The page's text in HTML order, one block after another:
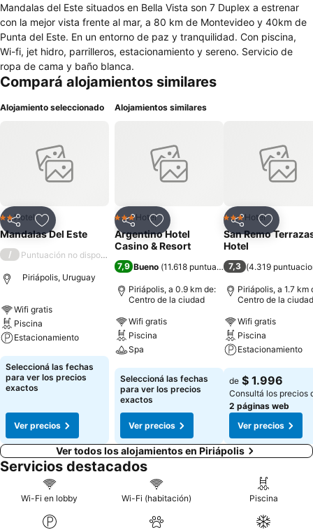
Mandalas del Este situados en Bella Vista son 7 Duplex a estrenar
con la mejor vista frente al mar, a 80 km de Montevideo y 40km de
Punta del Este. En un entorno de paz y tranquilidad. Con piscina,
Wi-fi, jet hidro, parrilleros, estacionamiento y sereno. Servicio de
ropa de cama y baño blanca.
Compará alojamientos similares
Alojamiento seleccionado
CompartirAñadir a favoritos
2 Estrellas
Hotel
Mandalas Del Este
/ Puntuación no disponible
Piriápolis, Uruguay
Wifi gratis
Piscina
Estacionamiento
Ver precios
Seleccioná las fechas
para ver los precios
exactos
Ver precios
Alojamientos similares
CompartirAñadir a favoritos
3 Estrellas
Hotel
Argentino Hotel
Casino & Resort
7,9 Bueno (11.618 puntuaciones )
Piriápolis, a 0.9 km de:
Centro de la ciudad
Wifi gratis
Piscina
Spa
Ver precios
Seleccioná las fechas
para ver los precios
exactos
Ver precios
CompartirAñadir
3 Estrellas
Hotel
San Remo
Hotel
7,3 (4.319
Piriápolis, a 1.7 km
Centro de la ciudad
Wifi gratis
Piscina
Estacionamiento
Ver precios
de $ 1.996
Consultá los precios
2 páginas web
Ver precios
Ver todos los alojamientos en Piriápolis
Servicios destacados
Wi-Fi en lobby Wi-Fi (habitación) Piscina